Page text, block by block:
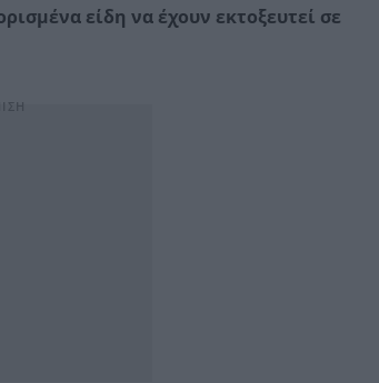
είδη να έχουν εκτοξευτεί σε